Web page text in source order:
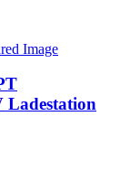
Ladestation